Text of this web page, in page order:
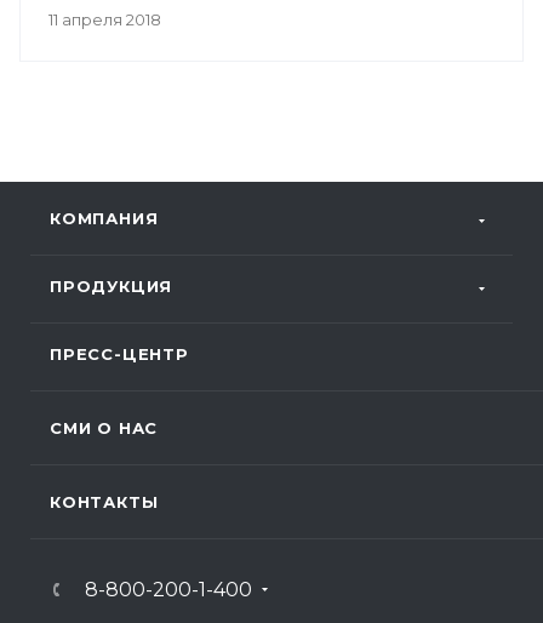
11 апреля 2018
КОМПАНИЯ
ПРОДУКЦИЯ
ПРЕСС-ЦЕНТР
СМИ О НАС
КОНТАКТЫ
8-800-200-1-400